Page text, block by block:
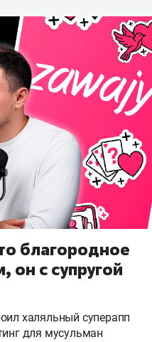
благородное
он с супругой
халяльный суперапп
для мусульман